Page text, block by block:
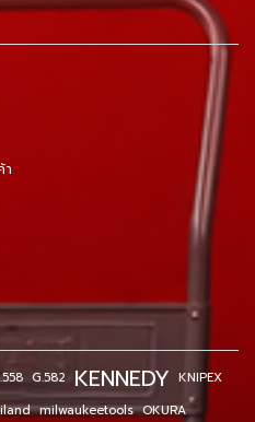
า
G.582 KENNEDY KNIPEX
milwaukeetools OKURA